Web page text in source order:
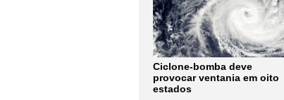
Ciclone-bomba deve
provocar ventania em oito
estados